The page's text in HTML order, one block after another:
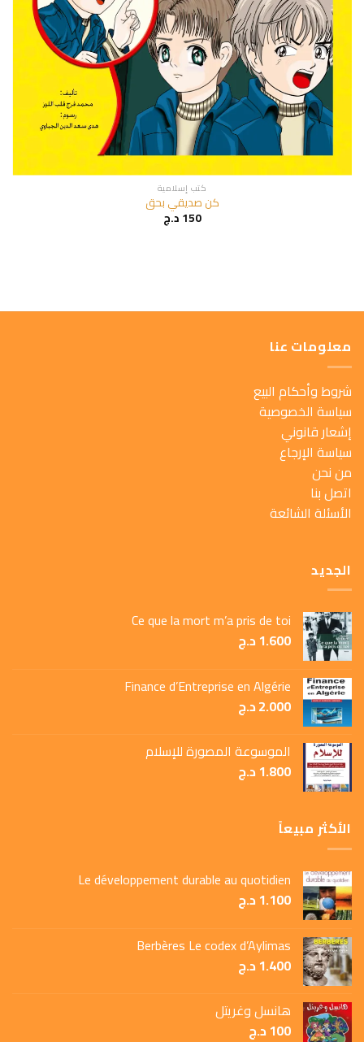
كتب إسلامية
كن صديقي بحق
150د.ج
معلومات عنا
شروط وأحكام البيع
سياسة الخصوصية
إشعار قانوني
سياسة الإرجاع
من نحن
اتصل بنا
الأسئلة الشائعة
الجديد
Ce que la mort m’a pris de toi
1.600د.ج
Finance d’Entreprise en Algérie
2.000د.ج
الموسوعة المصورة للإسلام
1.800د.ج
الأكثر مبيعاً
Le développement durable au quotidien
1.100د.ج
Berbères Le codex d’Aylimas
1.400د.ج
هانسل وغريتل
100د.ج